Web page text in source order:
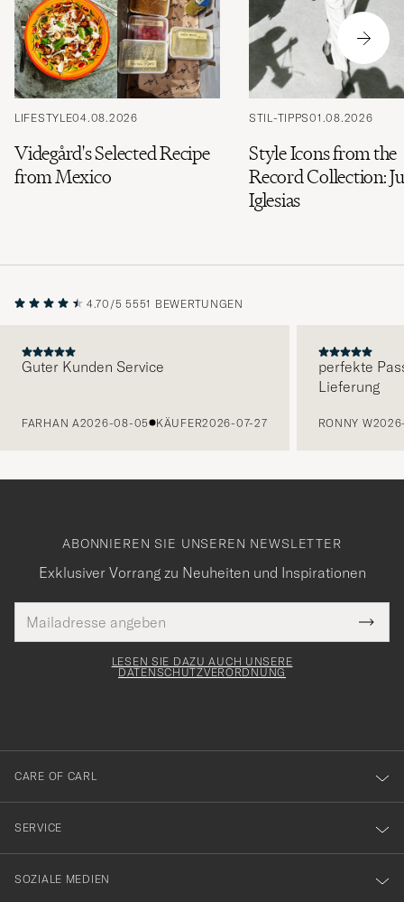
LIFESTYLE04.08.2026
Videgård's Selected Recipe
from Mexico
STIL-TIPPS01.08.2026
Style Icons from the
Record Collection:
Iglesias
4.70/5 5551 BEWERTUNGEN
Guter Kunden Service
FARHAN A2026-08-05 KÄUFER2026-07-27
perfekte
Lieferung
RONNY W
ABONNIEREN SIE UNSEREN NEWSLETTER
Exklusiver Vorrang zu Neuheiten und Inspirationen
Mail
Adresse
Tack
för
dig
till
vårt
nyhetsbrev!
LESEN SIE DAZU AUCH UNSERE
DATENSCHUTZVERORDNUNG
CARE OF CARL
SERVICE
SOZIALE MEDIEN